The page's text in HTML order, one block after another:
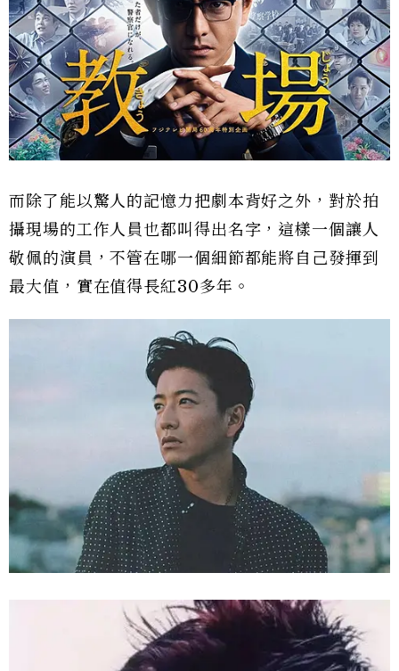
而除了能以驚人的記憶力把劇本背好之外，對於拍
攝現場的工作人員也都叫得出名字，這樣一個讓人
敬佩的演員，不管在哪一個細節都能將自己發揮到
最大值，實在值得長紅30多年。